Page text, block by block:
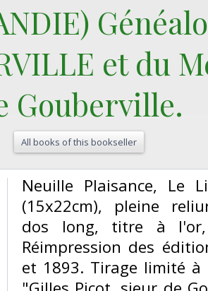
et du
Gouberville.
All books of this bookseller
‎Neuille Plaisance, Le
(15x22cm), pleine
dos long, titre à
Réimpression des
et 1893. Tirage limité